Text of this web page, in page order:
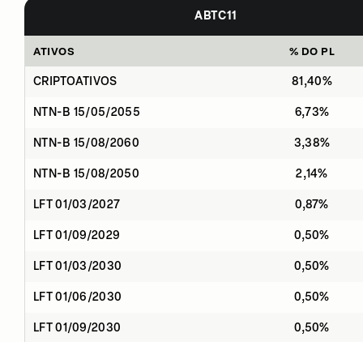
ABTC11
ATIVOS % DO PL
CRIPTOATIVOS 81,40%
NTN-B 15/05/2055 6,73%
NTN-B 15/08/2060 3,38%
NTN-B 15/08/2050 2,14%
LFT 01/03/2027 0,87%
LFT 01/09/2029 0,50%
LFT 01/03/2030 0,50%
LFT 01/06/2030 0,50%
LFT 01/09/2030 0,50%